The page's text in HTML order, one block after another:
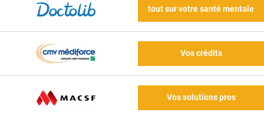
tout sur votre santé mentale
Vos crédits
Vos solutions pros